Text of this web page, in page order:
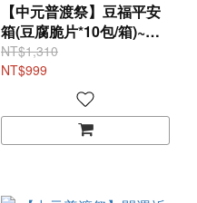
【中元普渡祭】豆福平安
箱(豆腐脆片*10包/箱)~免
運送到家!
NT$1,310
NT$999